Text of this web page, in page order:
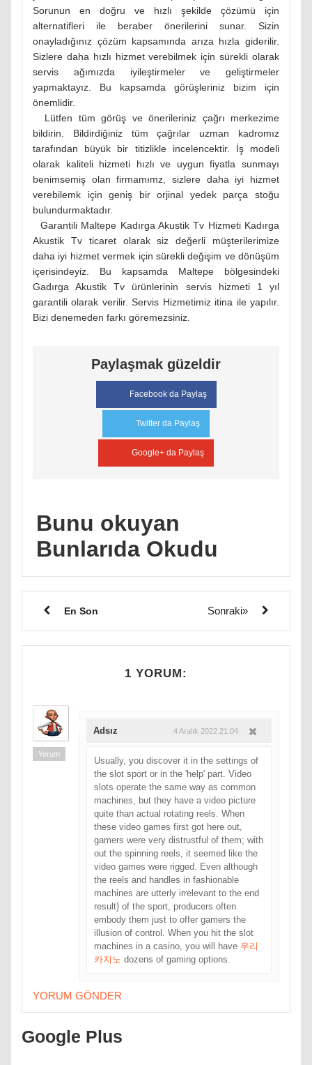
Sorunun en doğru ve hızlı şekilde çözümü için
alternatifleri ile beraber önerilerini sunar. Sizin
onayladığınız çözüm kapsamında arıza hızla giderilir.
Sizlere daha hızlı hizmet verebilmek için sürekli olarak
servis ağımızda iyileştirmeler ve geliştirmeler
yapmaktayız. Bu kapsamda görüşleriniz bizim için
önemlidir.
Lütfen tüm görüş ve önerileriniz çağrı merkezime
bildirin. Bildirdiğiniz tüm çağrılar uzman kadromız
tarafından büyük bir titizlikle incelencektir. İş modeli
olarak kaliteli hizmeti hızlı ve uygun fiyatla sunmayı
benimsemiş olan firmamımz, sizlere daha iyi hizmet
verebilemk için geniş bir orjinal yedek parça stoğu
bulundurmaktadır.
Garantili Maltepe Kadırga Akustik Tv Hizmeti Kadırga
Akustik Tv ticaret olarak siz değerli müşterilerimize
daha iyi hizmet vermek için sürekli değişim ve dönüşüm
içerisindeyiz. Bu kapsamda Maltepe bölgesindeki
Gadırga Akustik Tv ürünlerinin servis hizmeti 1 yıl
garantili olarak verilir. Servis Hizmetimiz itina ile yapılır.
Bizi denemeden farkı göremezsiniz.
Paylaşmak güzeldir
Facebook da Paylaş
Twitter da Paylaş
Google+ da Paylaş
Bunu okuyan
Bunlarıda Okudu
En Son Sonraki»
1 YORUM:
Yorum
Adsız 4 Aralık 2022 21:04
Usually, you discover it in the settings of
the slot sport or in the 'help' part. Video
slots operate the same way as common
machines, but they have a video picture
quite than actual rotating reels. When
these video games first got here out,
gamers were very distrustful of them; with
out the spinning reels, it seemed like the
video games were rigged. Even although
the reels and handles in fashionable
machines are utterly irrelevant to the end
result} of the sport, producers often
embody them just to offer gamers the
illusion of control. When you hit the slot
machines in a casino, you will have 우리
카지노 dozens of gaming options.
YORUM GÖNDER
Google Plus